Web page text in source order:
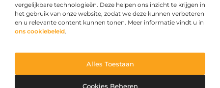
vergelijkbare technologieën. Deze helpen ons inzicht te krijgen in
het gebruik van onze website, zodat we deze kunnen verbeteren
en u relevante content kunnen tonen. Meer informatie vindt u in
ons cookiebeleid.
Alles Toestaan
Cookies Beheren
Onze informatie
Cookiebeleid (EU)
@2025 www.belindaweb.nl. All Right Reserved.